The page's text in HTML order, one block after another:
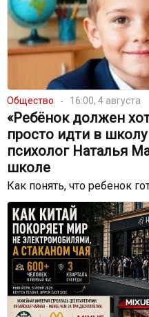
Общество 16:00, 4 августа
«Ребёнок должен
просто идти в
психолог Наталья
школе
Как понять, что ребенок